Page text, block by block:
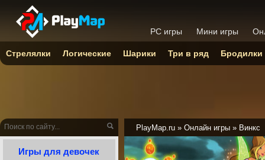
PlayMap.ru » Онлайн игры » Винкс
Игры для девочек
PC игры Мини игры
Стрелялки Логические Шарики Три в ряд Бродилки